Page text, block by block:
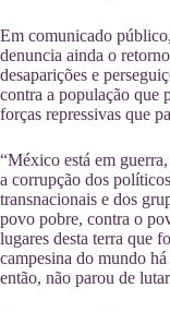
Em comunicado
denuncia ainda o
desaparições e
contra a população que
forças repressivas que
“México está em
a corrupção dos
transnacionais e dos
povo pobre, contra o
lugares desta terra que
campesina do mundo
então, não parou de